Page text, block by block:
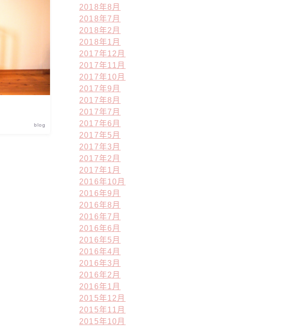
blog
2018年8月
2018年7月
2018年2月
2018年1月
2017年12月
2017年11月
2017年10月
2017年9月
2017年8月
2017年7月
2017年6月
2017年5月
2017年3月
2017年2月
2017年1月
2016年10月
2016年9月
2016年8月
2016年7月
2016年6月
2016年5月
2016年4月
2016年3月
2016年2月
2016年1月
2015年12月
2015年11月
2015年10月